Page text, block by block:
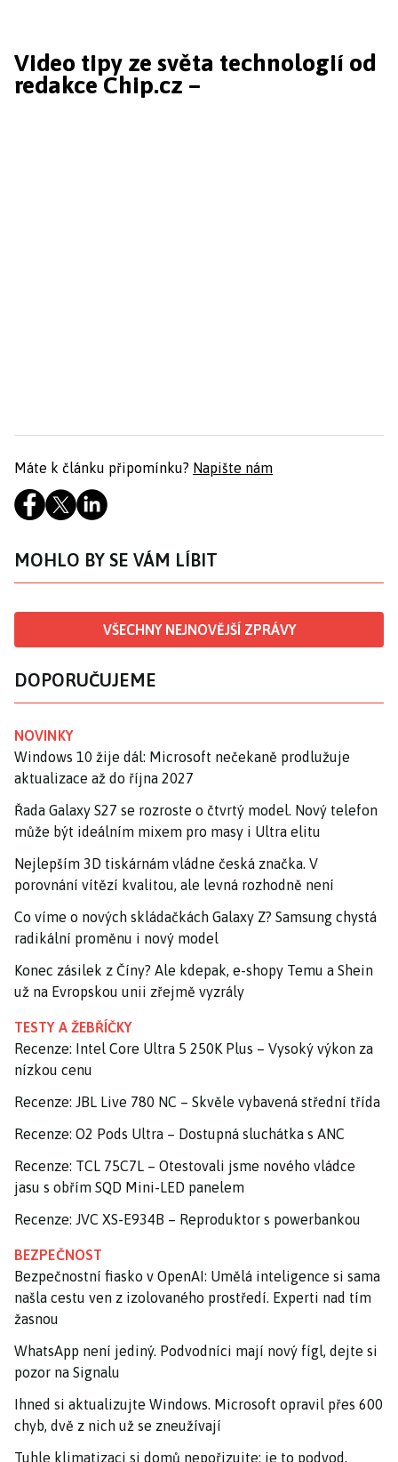
Video tipy ze světa technologií od
redakce Chip.cz –
Máte k článku připomínku? Napište nám
MOHLO BY SE VÁM LÍBIT
VŠECHNY NEJNOVĚJŠÍ ZPRÁVY
DOPORUČUJEME
NOVINKY
Windows 10 žije dál: Microsoft nečekaně prodlužuje
aktualizace až do října 2027
Řada Galaxy S27 se rozroste o čtvrtý model. Nový telefon
může být ideálním mixem pro masy i Ultra elitu
Nejlepším 3D tiskárnám vládne česká značka. V
porovnání vítězí kvalitou, ale levná rozhodně není
Co víme o nových skládačkách Galaxy Z? Samsung chystá
radikální proměnu i nový model
Konec zásilek z Číny? Ale kdepak, e-shopy Temu a Shein
už na Evropskou unii zřejmě vyzrály
TESTY A ŽEBŘÍČKY
Recenze: Intel Core Ultra 5 250K Plus – Vysoký výkon za
nízkou cenu
Recenze: JBL Live 780 NC – Skvěle vybavená střední třída
Recenze: O2 Pods Ultra – Dostupná sluchátka s ANC
Recenze: TCL 75C7L – Otestovali jsme nového vládce
jasu s obřím SQD Mini-LED panelem
Recenze: JVC XS-E934B – Reproduktor s powerbankou
BEZPEČNOST
Bezpečnostní fiasko v OpenAI: Umělá inteligence si sama
našla cestu ven z izolovaného prostředí. Experti nad tím
žasnou
WhatsApp není jediný. Podvodníci mají nový fígl, dejte si
pozor na Signalu
Ihned si aktualizujte Windows. Microsoft opravil přes 600
chyb, dvě z nich už se zneužívají
Tuhle klimatizaci si domů nepořizujte: je to podvod,